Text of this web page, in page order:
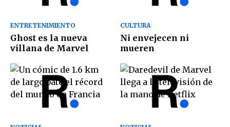
ENTRETENIMIENTO
Ghost es la nueva
villana de Marvel
CULTURA
Ni envejecen ni
mueren